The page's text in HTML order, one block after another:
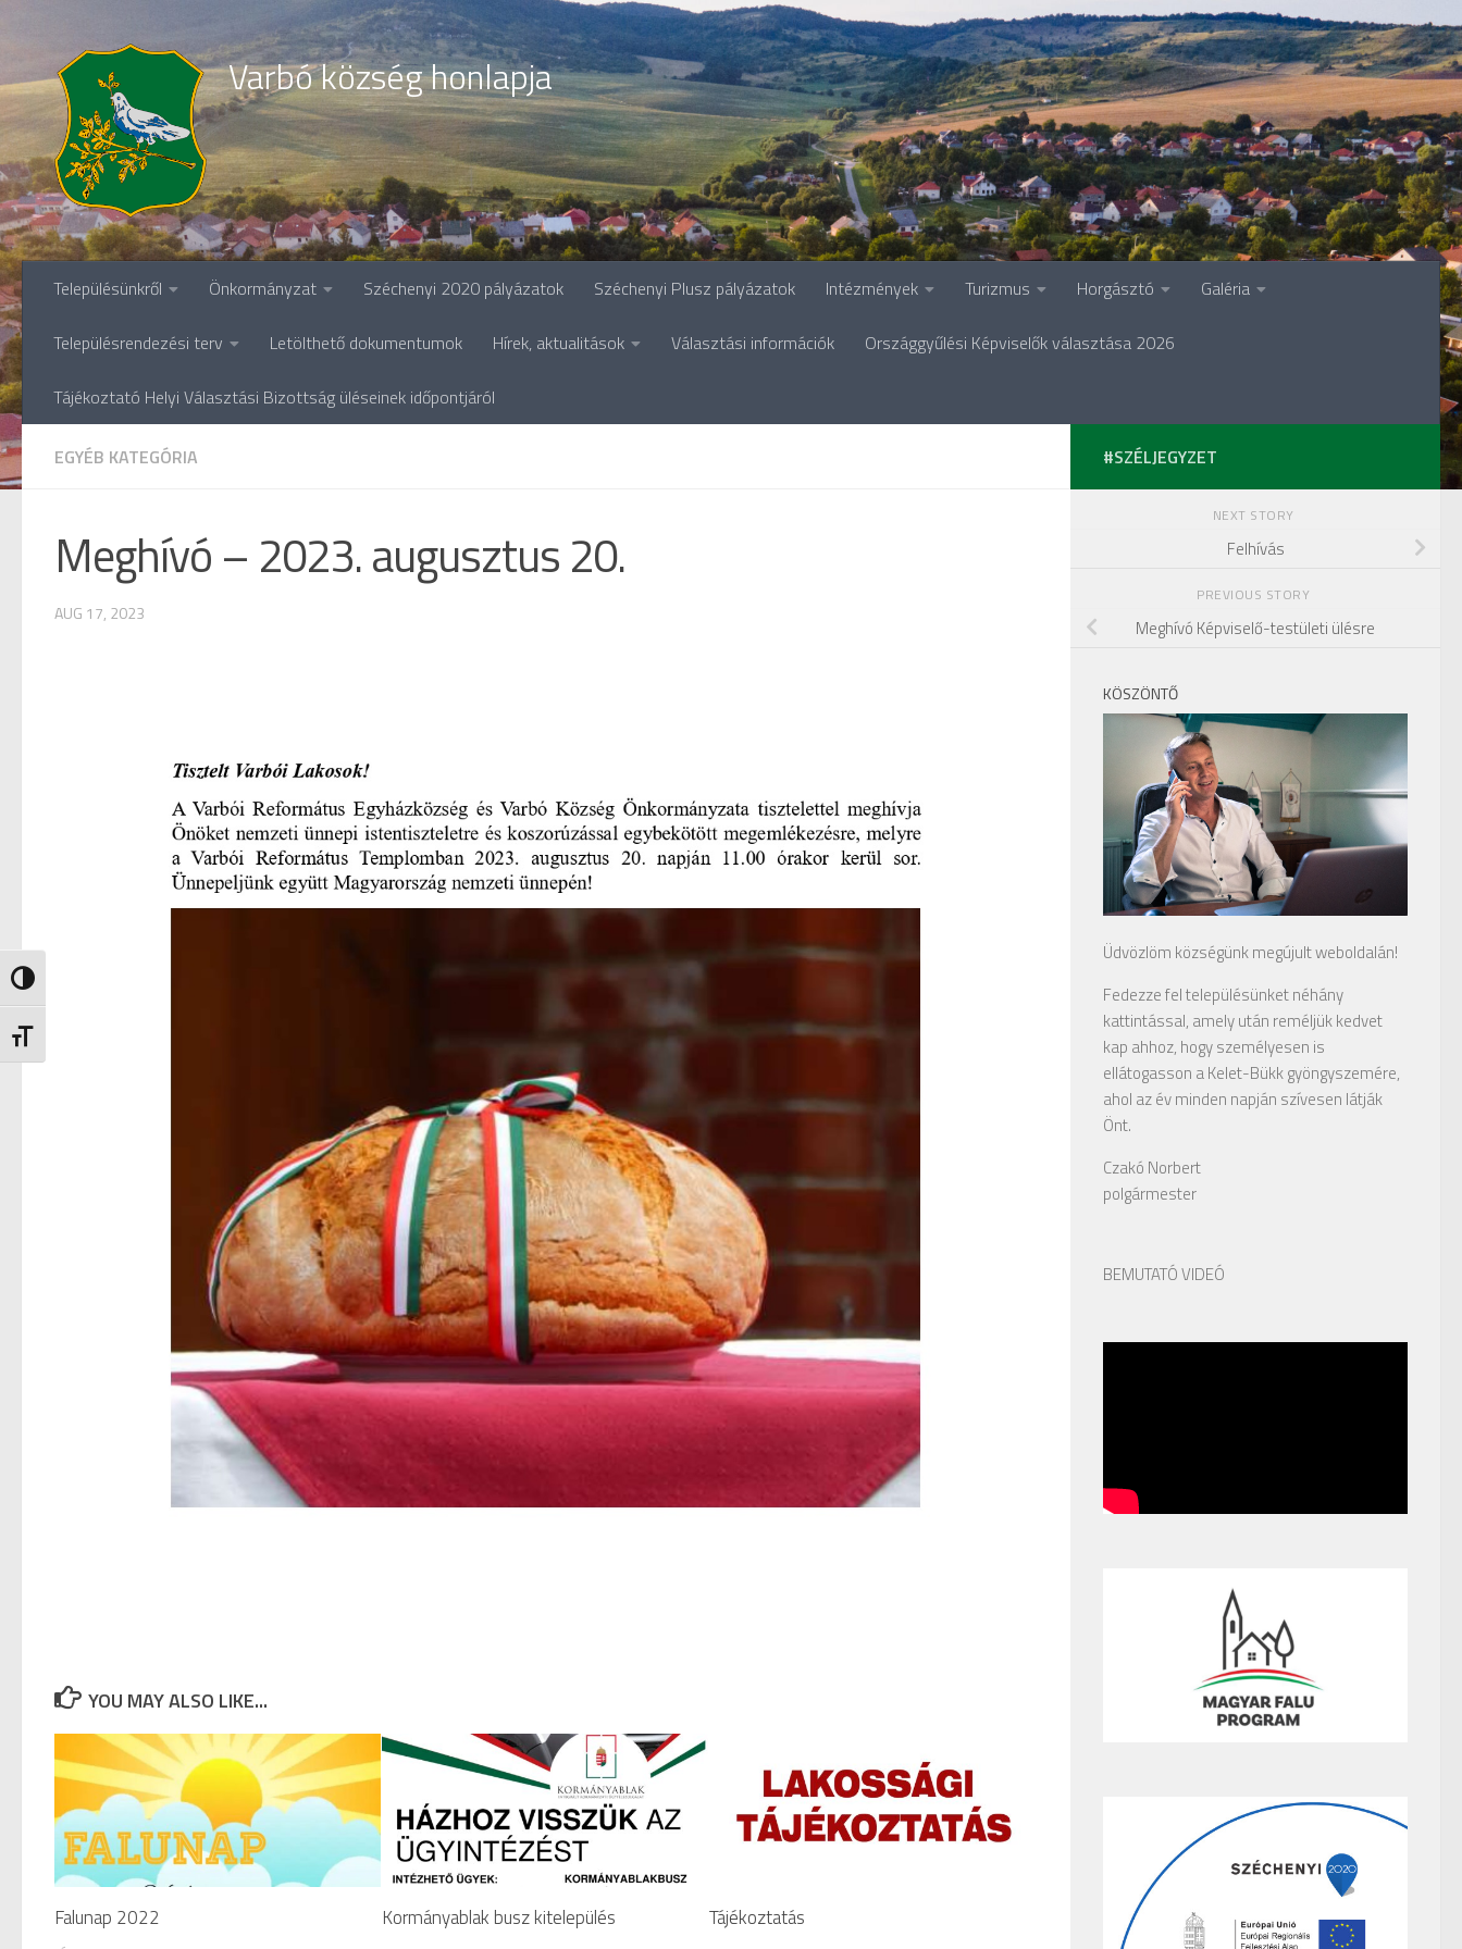
Nagy kontraszt váltása
Betűméret váltása
Varbó község honlapja
Településünkről Önkormányzat Széchenyi 2020 pályázatok Széchenyi Plusz pályázatok Intézmények Turizmus Horgásztó Galéria
Településrendezési terv Letölthető dokumentumok Hírek, aktualitások Választási információk Országgyűlési Képviselők választása 2026
Tájékoztató Helyi Választási Bizottság üléseinek időpontjáról
EGYÉB KATEGÓRIA
Meghívó – 2023. augusztus 20.
AUG 17, 2023
YOU MAY ALSO LIKE...
Falunap 2022 Kormányablak busz kitelepülés Tájékoztatás
#SZÉLJEGYZET
NEXT STORY
Felhívás
PREVIOUS STORY
Meghívó Képviselő-testületi ülésre
KÖSZÖNTŐ
Üdvözlöm községünk megújult weboldalán!
Fedezze fel településünket néhány
kattintással, amely után reméljük kedvet
kap ahhoz, hogy személyesen is
ellátogasson a Kelet-Bükk gyöngyszemére,
ahol az év minden napján szívesen látják
Önt.
Czakó Norbert
polgármester
BEMUTATÓ VIDEÓ